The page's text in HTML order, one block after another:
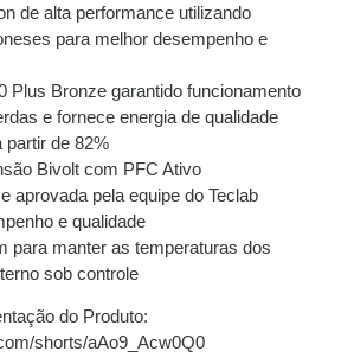
com
R$ 461,28
com
R$ 462,65
com
R$465,42
com
com
R$472,64
de alta performance utilizando
para melhor desempenho e
Plus Bronze garantido funcionamento
e fornece energia de qualidade
partir de 82%
Bivolt com PFC Ativo
aprovada pela equipe do Teclab
e qualidade
para manter as temperaturas dos
sob controle
do Produto:
shorts/aAo9_Acw0Q0